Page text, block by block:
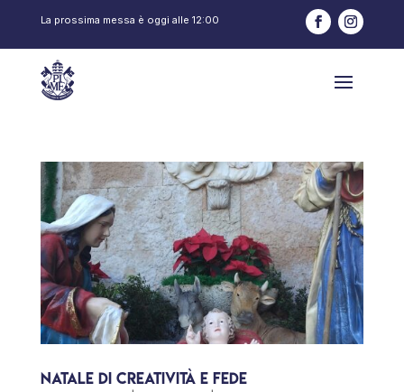
La prossima messa è oggi alle 12:00
Natale di Creatività e Fede